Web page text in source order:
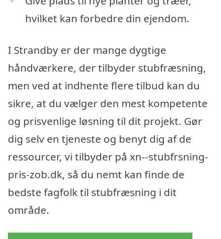
hvilket kan forbedre din ejendom.
I Strandby er der mange dygtige
håndværkere, der tilbyder stubfræsning,
men ved at indhente flere tilbud kan du
sikre, at du vælger den mest kompetente
og prisvenlige løsning til dit projekt. Gør
dig selv en tjeneste og benyt dig af de
ressourcer, vi tilbyder på xn--stubfrsning-
pris-zob.dk, så du nemt kan finde de
bedste fagfolk til stubfræsning i dit
område.